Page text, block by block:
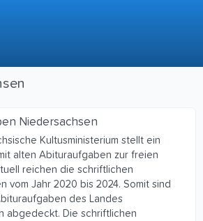
Niedersachsen
Kultusministerium stellt ein
alten Abituraufgaben zur freien
reichen die schriftlichen
vom Jahr 2020 bis 2024. Somit sind
des Landes
abgedeckt. Die schriftlichen